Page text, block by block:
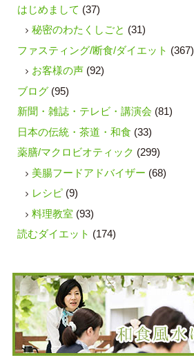
はじめまして (37)
秘密のわたくしごと (31)
ファスティング/断食/ダイエット (367)
お客様の声 (92)
ブログ (95)
新聞・雑誌・テレビ・講演会 (81)
日本の伝統・茶道・和食 (33)
薬膳/マクロビオティック (299)
美腸フードアドバイザー (68)
レシピ (9)
料理教室 (93)
読むダイエット (174)